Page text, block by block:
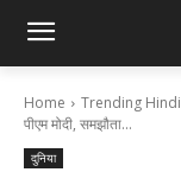
Home Trending Hindi
पीएम मोदी, समझौता...
दुनिया